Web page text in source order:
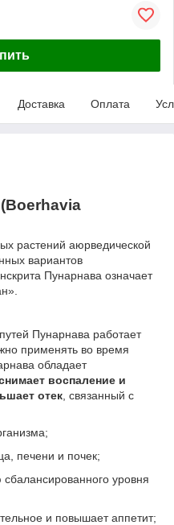
Доставка Оплата
(Boerhavia
растений аюрведической
вариантов
Пунарнава означает
Пунарнава работает
применять во время
обладает
воспаление и
отек , связанный с
печени и почек;
уровня
и повышает аппетит;